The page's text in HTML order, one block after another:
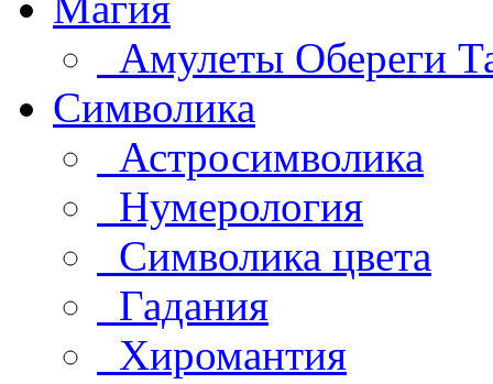
Амулеты Обереги
Символика
Астросимволика
Нумерология
Символика цвета
Гадания
Хиромантия